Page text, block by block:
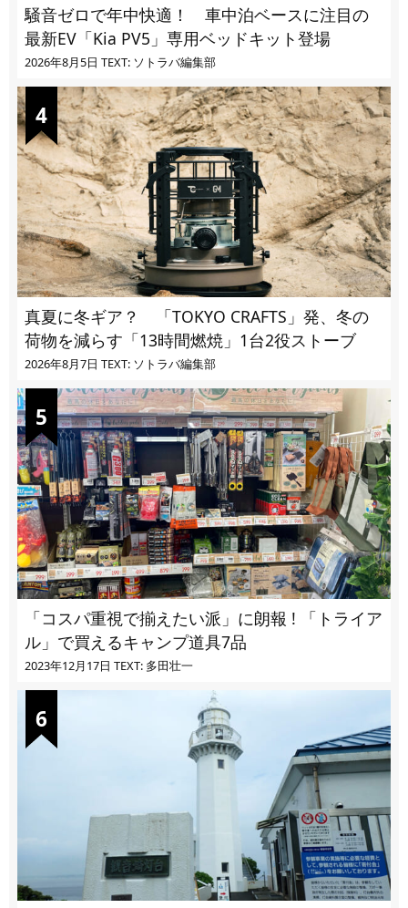
騒音ゼロで年中快適！ 車中泊ベースに注目の
最新EV「Kia PV5」専用ベッドキット登場
2026年8月5日 TEXT: ソトラバ編集部
真夏に冬ギア？ 「TOKYO CRAFTS」発、冬の
荷物を減らす「13時間燃焼」1台2役ストーブ
2026年8月7日 TEXT: ソトラバ編集部
「コスパ重視で揃えたい派」に朗報 ! 「トライア
ル」で買えるキャンプ道具7品
2023年12月17日 TEXT: 多田壮一